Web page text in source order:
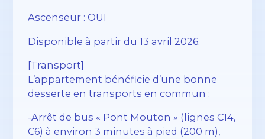
Ascenseur : OUI
Disponible à partir du 13 avril 2026.
[Transport]
L’appartement bénéficie d’une bonne
desserte en transports en commun :
-Arrêt de bus « Pont Mouton » (lignes C14,
C6) à environ 3 minutes à pied (200 m),